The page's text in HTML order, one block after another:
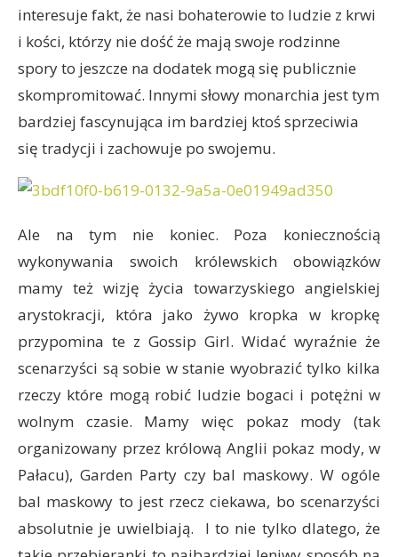
interesuje fakt, że nasi bohaterowie to ludzie z krwi
i kości, którzy nie dość że mają swoje rodzinne
spory to jeszcze na dodatek mogą się publicznie
skompromitować. Innymi słowy monarchia jest tym
bardziej fascynująca im bardziej ktoś sprzeciwia
się tradycji i zachowuje po swojemu.
Ale na tym nie koniec. Poza koniecznością
wykonywania swoich królewskich obowiązków
mamy też wizję życia towarzyskiego angielskiej
arystokracji, która jako żywo kropka w kropkę
przypomina te z Gossip Girl. Widać wyraźnie że
scenarzyści są sobie w stanie wyobrazić tylko kilka
rzeczy które mogą robić ludzie bogaci i potężni w
wolnym czasie. Mamy więc pokaz mody (tak
organizowany przez królową Anglii pokaz mody, w
Pałacu), Garden Party czy bal maskowy. W ogóle
bal maskowy to jest rzecz ciekawa, bo scenarzyści
absolutnie je uwielbiają. I to nie tylko dlatego, że